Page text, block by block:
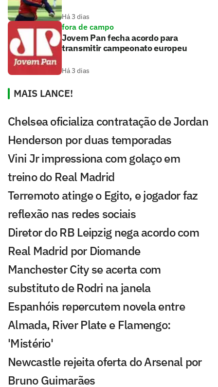
Há 3 dias
fora de campo
Jovem Pan fecha acordo para
transmitir campeonato europeu
Há 3 dias
MAIS LANCE!
Chelsea oficializa contratação de Jordan
Henderson por duas temporadas
Vini Jr impressiona com golaço em
treino do Real Madrid
Terremoto atinge o Egito, e jogador faz
reflexão nas redes sociais
Diretor do RB Leipzig nega acordo com
Real Madrid por Diomande
Manchester City se acerta com
substituto de Rodri na janela
Espanhóis repercutem novela entre
Almada, River Plate e Flamengo:
'Mistério'
Newcastle rejeita oferta do Arsenal por
Bruno Guimarães